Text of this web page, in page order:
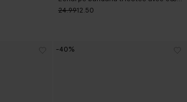
24.9912.50
-40%